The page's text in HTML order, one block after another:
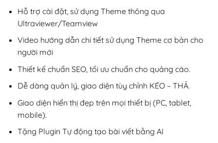
Hỗ trợ cài đặt, sử dụng Theme thông qua
Ultraviewer/Teamview
Video hướng dẫn chi tiết sử dụng Theme cơ bản cho
người mới
Thiết kế chuẩn SEO, tối ưu chuẩn cho quảng cáo.
Dễ dàng quản lý, giao diện tùy chỉnh KÉO – THẢ.
Giao diện hiển thị đẹp trên mọi thiết bị (PC, tablet,
mobile).
Tặng Plugin Tự động tạo bài viết bằng AI